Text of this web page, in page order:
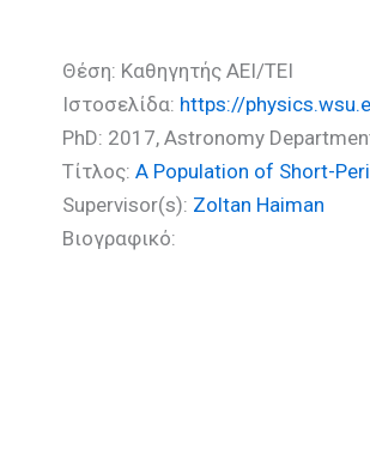
Θέση: Καθηγητής ΑΕΙ/ΤΕΙ
Ιστοσελίδα: https://
PhD: 2017, Astronomy
Τίτλος: A Population of Short-
Supervisor(s): Zoltan Haiman
Βιογραφικό: